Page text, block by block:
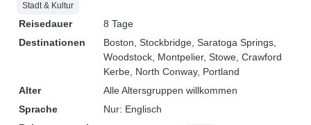
Stadt & Kultur
Reisedauer
8 Tage
Destinationen
Boston , Stockbridge , Saratoga Springs
Woodstock , Montpelier, Stowe , Crawford
Kerbe , North Conway, Portland
Alter
Alle Altersgruppen willkommen
Sprache
Nur: Englisch